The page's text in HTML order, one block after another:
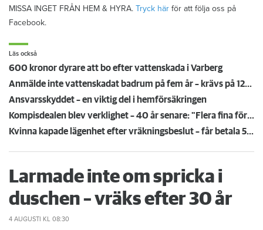
MISSA INGET FRÅN HEM & HYRA. Tryck här för att följa oss på
Facebook.
Läs också
600 kronor dyrare att bo efter vattenskada i Varberg
Anmälde inte vattenskadat badrum på fem år – krävs på 125 000 kronor
Ansvarsskyddet – en viktig del i hemförsäkringen
Kompisdealen blev verklighet – 40 år senare: "Flera fina fördelar med att dela bostad"
Kvinna kapade lägenhet efter vräkningsbeslut – får betala 50 000
Larmade inte om spricka i
duschen – vräks efter 30 år
4 AUGUSTI KL 08:30